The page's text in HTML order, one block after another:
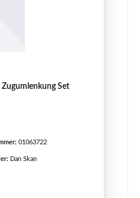
Zugumlenkung Set
01063722
Dan Skan